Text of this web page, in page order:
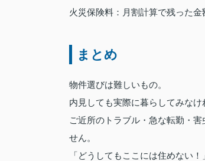
火災保険料：月割計算で残った金
まとめ
物件選びは難しいもの。
内見しても実際に暮らしてみなけ
ご近所のトラブル・急な転勤・
せん。
「どうしてもここには住めない